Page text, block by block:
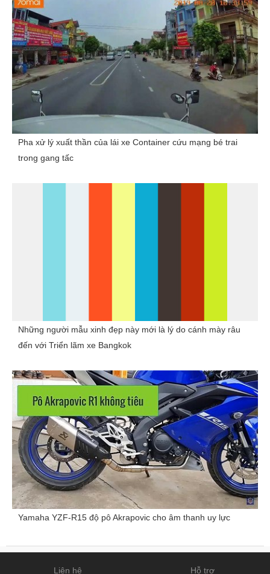
Pha xử lý xuất thần của lái xe Container cứu mạng bé trai
trong gang tấc
Những người mẫu xinh đẹp này mới là lý do cánh mày râu
đến với Triển lãm xe Bangkok
Yamaha YZF-R15 độ pô Akrapovic cho âm thanh uy lực
Liên hệ Hỗ trợ